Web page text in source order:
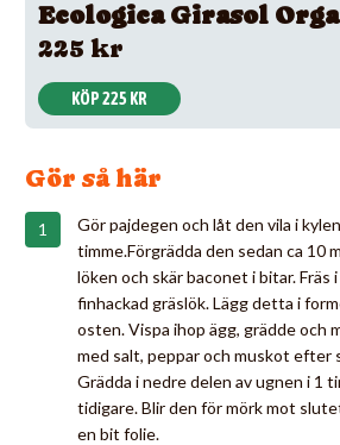
Ecologica Girasol
225 kr
KÖP 225 KR
Gör så här
Gör pajdegen och låt den vila i
timme.Förgrädda den sedan ca 10
löken och skär baconet i bitar. Fräs
finhackad gräslök. Lägg detta i
osten. Vispa ihop ägg, grädde och
med salt, peppar och muskot efter
Grädda i nedre delen av ugnen i 1
tidigare. Blir den för mörk mot
en bit folie.